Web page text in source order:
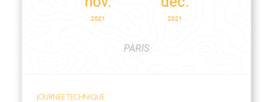
2021 2021
PARIS
JOURNÉE TECHNIQUE